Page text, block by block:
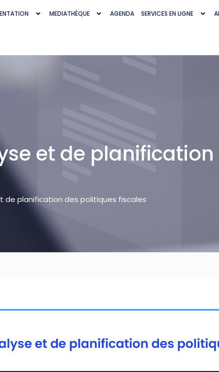
MEDIATHÈQUE AGENDA SERVICES EN LIGNE
et de
de planification des politiques fiscales